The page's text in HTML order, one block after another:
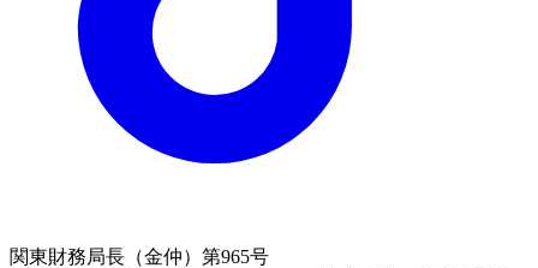
関東財務局長（金仲）第965号